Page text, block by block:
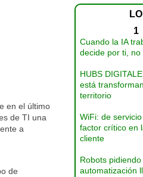
en el último
de TI una
a
de
1
Cuando la IA
decide por ti, no
HUBS
está
territorio
WiFi: de
factor crítico en
cliente
Robots
automatización